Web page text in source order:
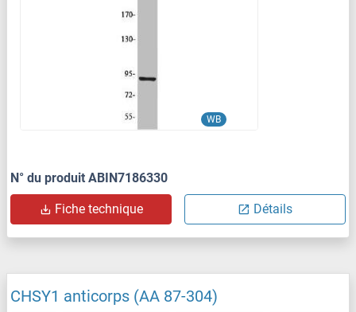
WB
N° du produit ABIN7186330
Fiche technique Détails
CHSY1 anticorps (AA 87-304)